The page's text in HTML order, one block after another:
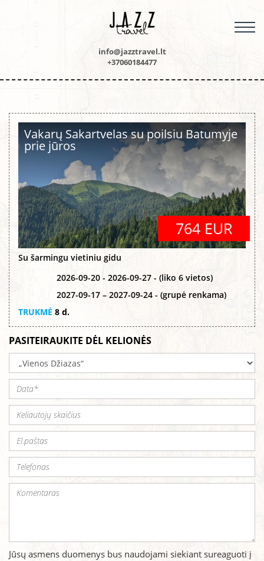
info@jazztravel.lt
+37060184477
Vakarų Sakartvelas su poilsiu Batumyje
prie jūros
764 EUR
Su šarmingu vietiniu gidu
2026-09-20 - 2026-09-27 - (liko 6 vietos)
2027-09-17 – 2027-09-24 - (grupė renkama)
TRUKMĖ 8 d.
PASITEIRAUKITE DĖL KELIONĖS
Jūsų asmens duomenys bus naudojami siekiant sureaguoti į